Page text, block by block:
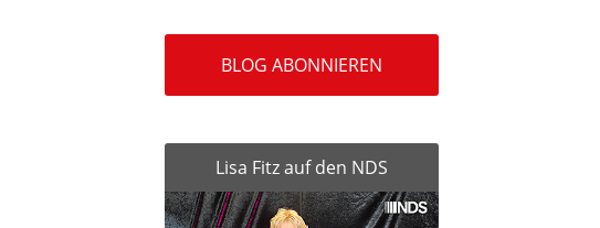
BLOG ABONNIEREN
Lisa Fitz auf den NDS